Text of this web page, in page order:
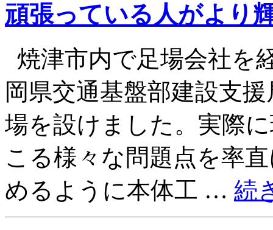
頑張っている人がより
焼津市内で足場会社を
岡県交通基盤部建設支
場を設けました。実際
こる様々な問題点を率
めるように本体工 … 続